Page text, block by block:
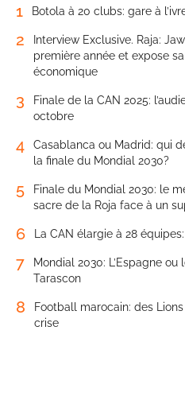
1 Botola à 20 clubs: gare à
2
Interview Exclusive. Raja:
première année et expose
économique
3
Finale de la CAN 2025:
octobre
4
Casablanca ou Madrid: qui
la finale du Mondial 2030?
5
Finale du Mondial 2030: le
sacre de la Roja face à un
6 La CAN élargie à 28
7
Mondial 2030: L’Espagne
Tarascon
8
Football marocain: des
crise